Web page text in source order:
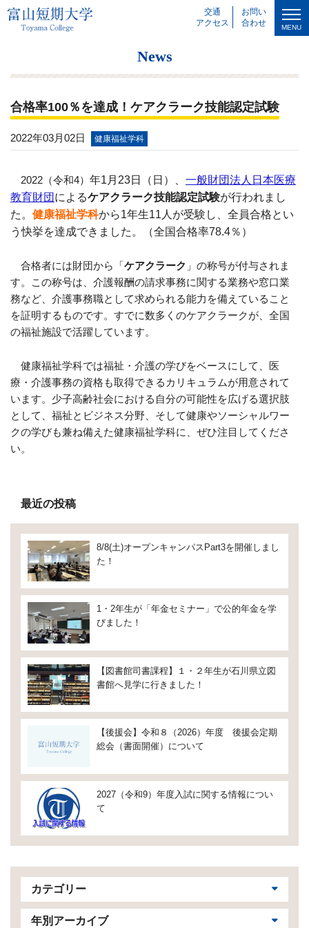
交通
アクセス
お問い
合わせ
MENU
News
合格率100％を達成！ケアクラーク技能認定試験
2022年03月02日 健康福祉学科
2022（令和4） 年1 月 23日（日）、 一般財団法人日本医療
教育財団 によるケアクラーク技能認定試験が行われまし
た。 健康福祉学科から1年生11 人が受験し、全員合格とい
う快挙を達成できました。（全国合格率78.4％）
合格者には財団から「ケアクラーク 」の称号が付与されま
す。この称号は、介護報酬の請求事務に関する業務や窓口業
務など、介護事務職として求められる能力を備えていること
を証明するものです。すでに数多くのケアクラークが、全国
の福祉施設で活躍しています。
健康福祉学科では福祉・介護の学びをベースにして、医
療・介護事務の資格も取得できるカリキュラムが用意されて
います。少子高齢社会における自分の可能性を広げる選択肢
として、福祉とビジネス分野、そして健康やソーシャルワー
クの学びも兼ね備えた健康福祉学科に、ぜひ注目してくださ
い。
最近の投稿
8/8(土)オープンキャンパスPart3を開催しまし
た！
1・2年生が「年金セミナー」で公的年金を学
びました！
【図書館司書課程】１・２年生が石川県立図
書館へ見学に行きました！
【後援会】令和８（2026）年度 後援会定期
総会（書面開催）について
2027（令和9）年度入試に関する情報につい
て
カテゴリー
年別アーカイブ